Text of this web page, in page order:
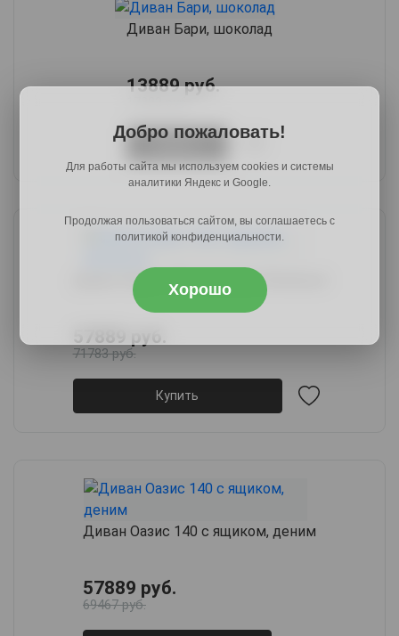
Диван Бари, шоколад
13889 руб.
Диван Оазис 140 с ящиком, бежевый
57889 руб.
71783 руб.
Купить
Диван Оазис 140 с ящиком, деним
57889 руб.
69467 руб.
Добро пожаловать!
Для работы сайта мы используем cookies и системы
аналитики Яндекс и Google.
Продолжая пользоваться сайтом, вы соглашаетесь с
политикой конфиденциальности.
Хорошо